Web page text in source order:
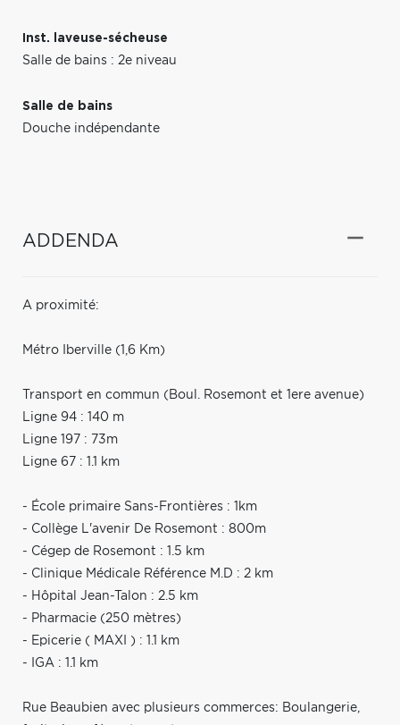
Inst. laveuse-sécheuse
Salle de bains : 2e niveau
Salle de bains
Douche indépendante
ADDENDA
A proximité:
Métro Iberville (1,6 Km)
Transport en commun (Boul. Rosemont et 1ere avenue)
Ligne 94 : 140 m
Ligne 197 : 73m
Ligne 67 : 1.1 km
- École primaire Sans-Frontières : 1km
- Collège L'avenir De Rosemont : 800m
- Cégep de Rosemont : 1.5 km
- Clinique Médicale Référence M.D : 2 km
- Hôpital Jean-Talon : 2.5 km
- Pharmacie (250 mètres)
- Epicerie ( MAXI ) : 1.1 km
- IGA : 1.1 km
Rue Beaubien avec plusieurs commerces: Boulangerie,